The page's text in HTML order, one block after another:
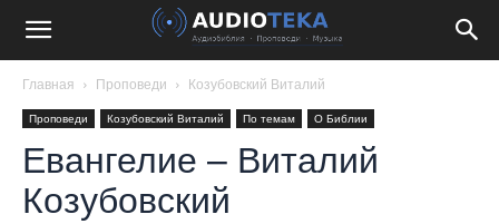
Главная Проповеди Козубовский Виталий
Проповеди Козубовский Виталий По темам О Библии
Евангелие – Виталий
Козубовский